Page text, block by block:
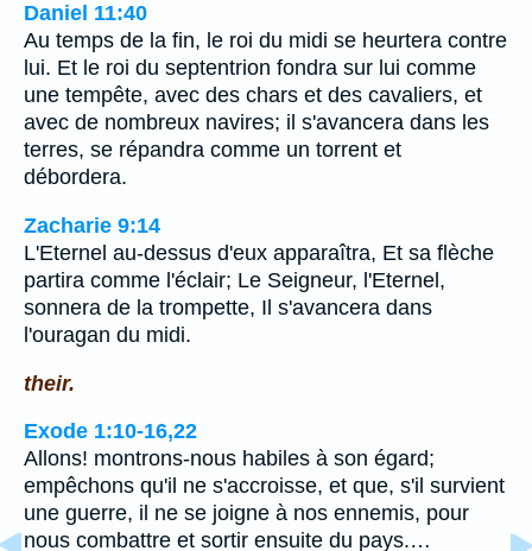
Daniel 11:40
Au temps de la fin, le roi du midi se heurtera contre
lui. Et le roi du septentrion fondra sur lui comme
une tempête, avec des chars et des cavaliers, et
avec de nombreux navires; il s'avancera dans les
terres, se répandra comme un torrent et
débordera.
Zacharie 9:14
L'Eternel au-dessus d'eux apparaîtra, Et sa flèche
partira comme l'éclair; Le Seigneur, l'Eternel,
sonnera de la trompette, Il s'avancera dans
l'ouragan du midi.
their.
Exode 1:10-16,22
Allons! montrons-nous habiles à son égard;
empêchons qu'il ne s'accroisse, et que, s'il survient
une guerre, il ne se joigne à nos ennemis, pour
nous combattre et sortir ensuite du pays.…